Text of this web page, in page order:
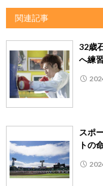
関連記事
32歳
へ練
スポ
トの